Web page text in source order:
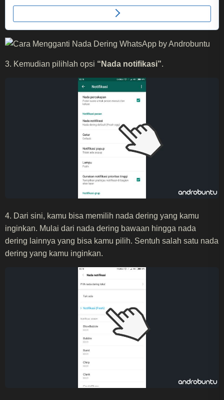
3. Kemudian pilihlah opsi “Nada notifikasi”.
4. Dari sini, kamu bisa memilih nada dering yang kamu
inginkan. Mulai dari nada dering bawaan hingga nada
dering lainnya yang bisa kamu pilih. Sentuh salah satu nada
dering yang kamu inginkan.